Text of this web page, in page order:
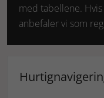
med tabellene.
anbefaler vi som